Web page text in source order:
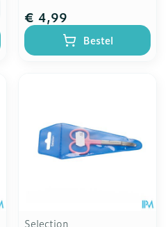
€ 4,99
Bestel
Selection